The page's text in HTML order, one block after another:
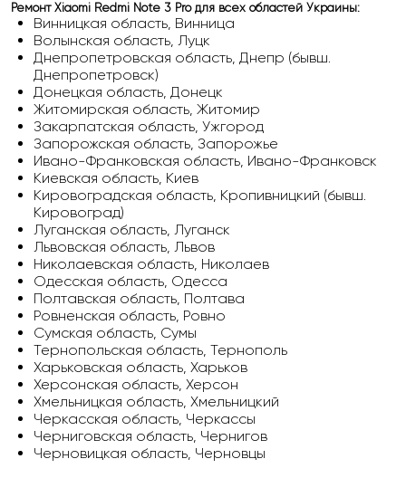
Ремонт Xiaomi Redmi Note 3 Pro для всех областей Украины:
Винницкая область, Винница
Волынская область, Луцк
Днепропетровская область, Днепр (бывш.
Днепропетровск)
Донецкая область, Донецк
Житомирская область, Житомир
Закарпатская область, Ужгород
Запорожская область, Запорожье
Ивано-Франковская область, Ивано-Франковск
Киевская область, Киев
Кировоградская область, Кропивницкий (бывш.
Кировоград)
Луганская область, Луганск
Львовская область, Львов
Николаевская область, Николаев
Одесская область, Одесса
Полтавская область, Полтава
Ровненская область, Ровно
Сумская область, Сумы
Тернопольская область, Тернополь
Харьковская область, Харьков
Херсонская область, Херсон
Хмельницкая область, Хмельницкий
Черкасская область, Черкассы
Черниговская область, Чернигов
Черновицкая область, Черновцы